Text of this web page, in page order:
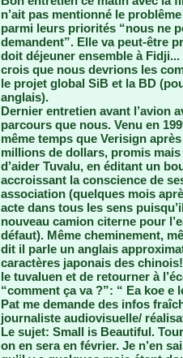
n’ait pas mentionné le
parmi leurs priorités “nous ne
demandent”. Elle va peut-être
doit déjeuner ensemble à
crois que nous devrions les
le projet global SiB et la BD
anglais).
Dernier entretien avant l’avion
parcours que nous. Venu en
même temps que Verisign
millions de dollars, promis mais
d’aider Tuvalu, en éditant un
accroissant la conscience de
association (quelques mois
acte dans tous les sens
nouveau camion citerne pour
défaut). Même cheminement,
dit il parle un anglais
caractères japonais des
le tuvaluen et de retourner à
“comment ça va ?”: “ Ea koe e
Pat me demande des infos
journaliste audiovisuelle/
Le sujet: Small is Beautiful.
on en sera en février. Je n’en